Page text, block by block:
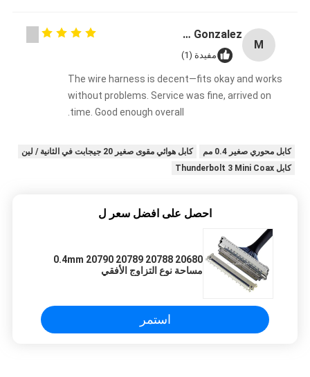
M
Maria Gonzalez
مفيدة (1)
The wire harness is decent—fits okay and works
without problems. Service was fine, arrived on
time. Good enough overall.
كابل محوري صغير 0.4 مم
كابل هوائي مقوى صغير 20 جيجابت في الثانية / لين
كابل Thunderbolt 3 Mini Coax
احصل على افضل سعر ل
20680 20788 20789 20790 0.4mm
مساحة نوع التزاوج الأفقي
استمر